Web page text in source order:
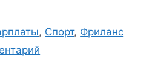
, Спорт, Фриланс